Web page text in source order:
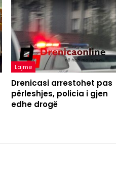
Lajme
Drenicasi arrestohet pas
përleshjes, policia i gjen
edhe drogë